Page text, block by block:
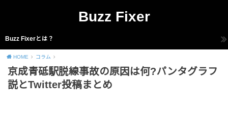
Buzz Fixer
Buzz Fixerとは？
HOME コラム
京成青砥駅脱線事故の原因は何?パンタグラフ
説とTwitter投稿まとめ